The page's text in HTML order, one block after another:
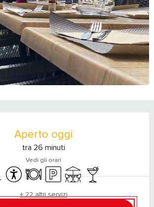
Aperto oggi
tra 26 minuti
Vedi gli orari
per i disabili
Accessibilità
RistoranteParcheggio
TerrazzaBar / Bar di ristoro
+ 22 altri servizi